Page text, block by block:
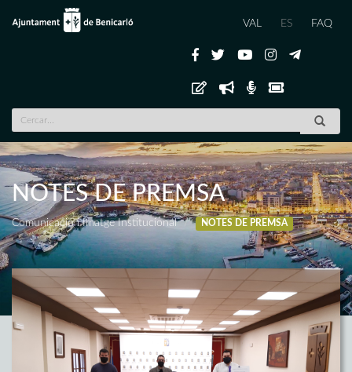
VAL ES FAQ
NOTES DE PREMSA
Comunicació i Imatge Institucional NOTES DE PREMSA